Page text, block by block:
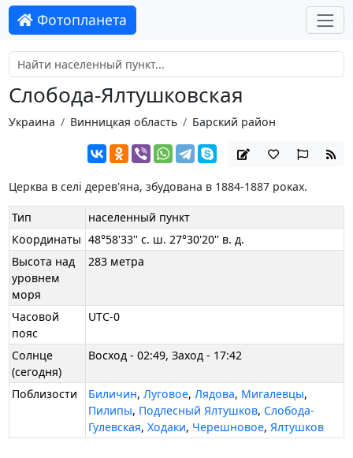
Фотопланета
Слобода-Ялтушковская
Украина Винницкая область Барский район
Церква в селі дерев'яна, збудована в 1884-1887 роках.
Тип
населенный пункт
Координаты 48°58'33'' с. ш. 27°30'20'' в. д.
Высота над
уровнем
моря
283 метра
Часовой
пояс
UTC-0
Солнце
(сегодня)
Восход - 02:49, Заход - 17:42
Поблизости Биличин,Луговое,Лядова, Мигалевцы,
Пилипы, Подлесный Ялтушков, Слобода-
Гулевская,Ходаки, Черешновое,Ялтушков